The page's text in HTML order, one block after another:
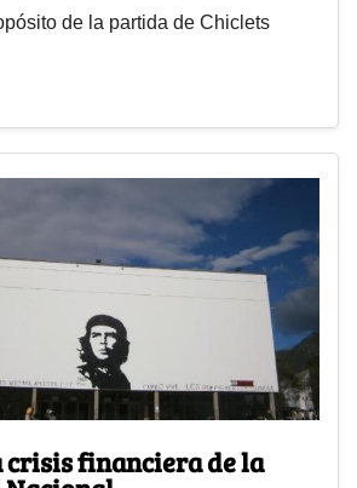
de la partida de Chiclets
crisis financiera de la